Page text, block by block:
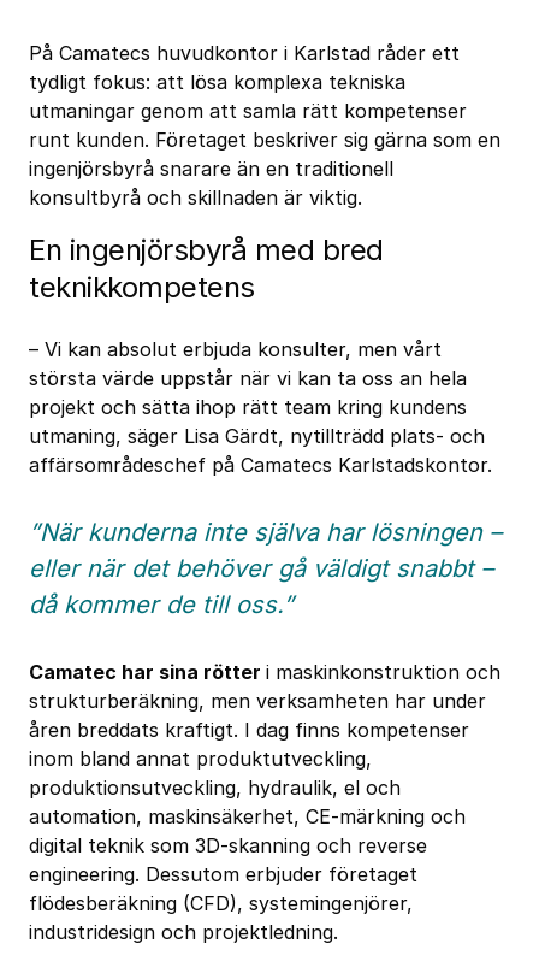
På Camatecs huvudkontor i Karlstad råder ett
tydligt fokus: att lösa komplexa tekniska
utmaningar genom att samla rätt kompetenser
runt kunden. Företaget beskriver sig gärna som en
ingenjörsbyrå snarare än en traditionell
konsultbyrå och skillnaden är viktig.
En ingenjörsbyrå med bred
teknikkompetens
– Vi kan absolut erbjuda konsulter, men vårt
största värde uppstår när vi kan ta oss an hela
projekt och sätta ihop rätt team kring kundens
utmaning, säger Lisa Gärdt, nytillträdd plats- och
affärsområdeschef på Camatecs Karlstadskontor.
”När kunderna inte själva har lösningen –
eller när det behöver gå väldigt snabbt –
då kommer de till oss.”
Camatec har sina rötter i maskinkonstruktion och
strukturberäkning, men verksamheten har under
åren breddats kraftigt. I dag finns kompetenser
inom bland annat produktutveckling,
produktionsutveckling, hydraulik, el och
automation, maskinsäkerhet, CE-märkning och
digital teknik som 3D-skanning och reverse
engineering. Dessutom erbjuder företaget
flödesberäkning (CFD), systemingenjörer,
industridesign och projektledning.